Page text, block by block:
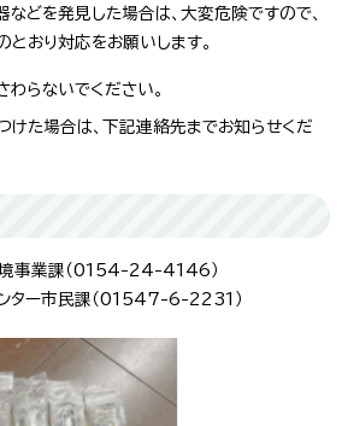
どを発見した場合は、大変危険ですので、
おり対応をお願いします。
らないでください。
けた場合は、下記連絡先までお知らせくだ
境事業課（0154-24-4146）
ター市民課（01547-6-2231）